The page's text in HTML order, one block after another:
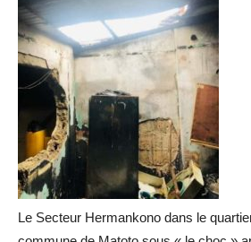
Le Secteur Hermankono dans le